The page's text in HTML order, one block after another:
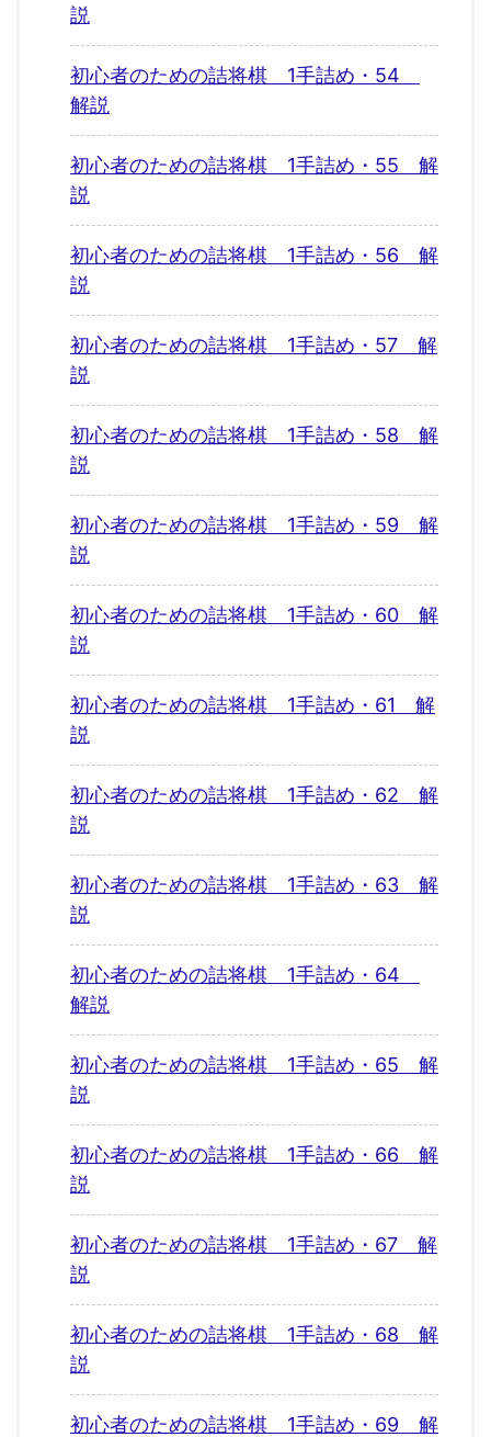
説
初心者のための詰将棋 1手詰め・54
解説
初心者のための詰将棋 1手詰め・55 解
説
初心者のための詰将棋 1手詰め・56 解
説
初心者のための詰将棋 1手詰め・57 解
説
初心者のための詰将棋 1手詰め・58 解
説
初心者のための詰将棋 1手詰め・59 解
説
初心者のための詰将棋 1手詰め・60 解
説
初心者のための詰将棋 1手詰め・61 解
説
初心者のための詰将棋 1手詰め・62 解
説
初心者のための詰将棋 1手詰め・63 解
説
初心者のための詰将棋 1手詰め・64
解説
初心者のための詰将棋 1手詰め・65 解
説
初心者のための詰将棋 1手詰め・66 解
説
初心者のための詰将棋 1手詰め・67 解
説
初心者のための詰将棋 1手詰め・68 解
説
初心者のための詰将棋 1手詰め・69 解